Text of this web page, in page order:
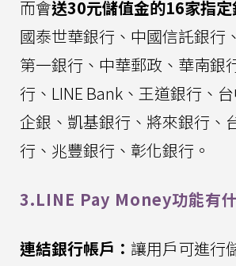
而會送30元儲值金的16家指
國泰世華銀行、中國信託銀行
第一銀行、中華郵政、華南銀
行、LINE Bank、王道銀行、
企銀、凱基銀行、將來銀行、
行、兆豐銀行、彰化銀行。
3.LINE Pay Money功能有
連結銀行帳戶： 讓用戶可進行